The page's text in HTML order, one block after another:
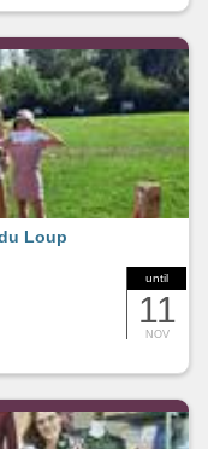
until
11
NOV
Loup